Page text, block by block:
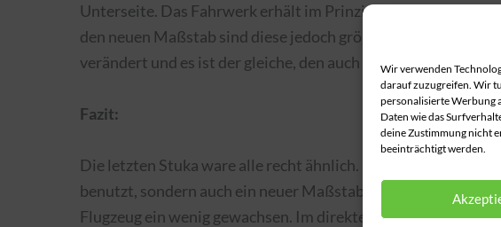
Wir verwenden
darauf zuzugreifen. Wir
personalisierte Werbung
Daten wie das
deine Zustimmung nicht
beeinträchtigt werden.
Unterseite. Das Fahrwerk erhält im Prinzip die gleichen
den neuen Maßstab sind diese jedoch größer. Am Standfuß
verändert und es ist der gleiche, den auch alle anderen
Fazit:
Die letzten Stuka ware alle recht ähnlich. Bei diese neuen
benutzt, sondern auch ein neuer Maßstab. Während viele
Flugzeug ein wenig gewachsen. Im direkten Vergleich wird